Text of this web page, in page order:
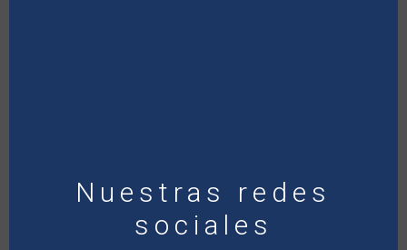
Nuestras redes
sociales